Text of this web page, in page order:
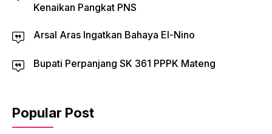
Kenaikan Pangkat PNS
Arsal Aras Ingatkan Bahaya El-Nino
Bupati Perpanjang SK 361 PPPK Mateng
Popular Post